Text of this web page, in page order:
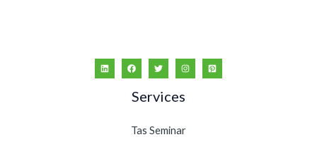
Services
Tas Seminar